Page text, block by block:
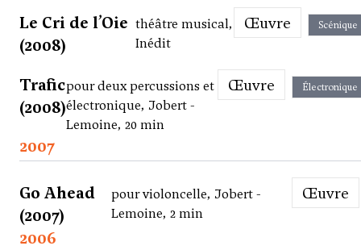
Le Cri de l’Oie
(2008)
théâtre musical,
Inédit
Œuvre Scénique
Trafic
(2008)
pour deux percussions et
électronique, Jobert -
Lemoine, 20 min
Œuvre Électronique
2007
Go Ahead
(2007)
pour violoncelle, Jobert -
Lemoine, 2 min
Œuvre
2006